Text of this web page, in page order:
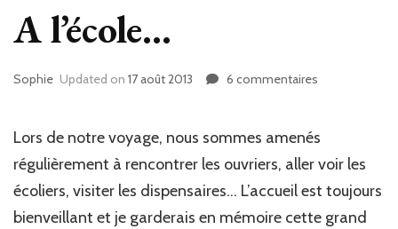
A l’école…
Sophie Updated on 17 août 2013 6 commentaires
Lors de notre voyage, nous sommes amenés
régulièrement à rencontrer les ouvriers, aller voir les
écoliers, visiter les dispensaires… L’accueil est toujours
bienveillant et je garderais en mémoire cette grand